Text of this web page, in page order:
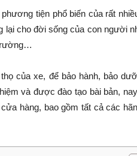
tiện phổ biến của rất
lại cho đời sống của con người
của xe, để bảo hành, bảo
và được đào tạo bài bản, nay
hàng, bao gồm tất cả các